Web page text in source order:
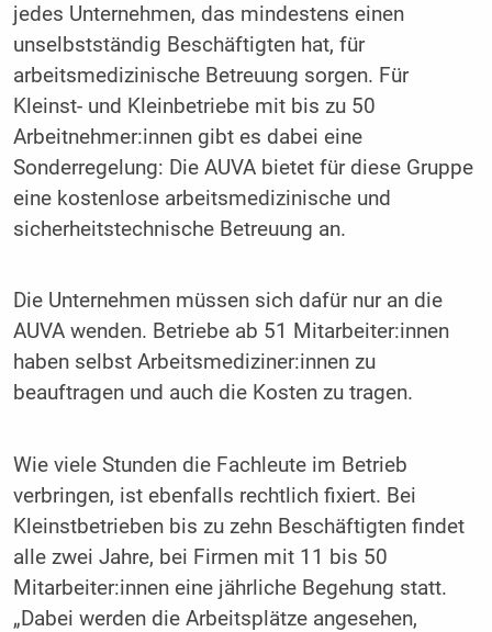
jedes Unternehmen, das mindestens einen
unselbstständig Beschäftigten hat, für
arbeitsmedizinische Betreuung sorgen. Für
Kleinst- und Kleinbetriebe mit bis zu 50
Arbeitnehmer:innen gibt es dabei eine
Sonderregelung: Die AUVA bietet für diese Gruppe
eine kostenlose arbeitsmedizinische und
sicherheitstechnische Betreuung an.
Die Unternehmen müssen sich dafür nur an die
AUVA wenden. Betriebe ab 51 Mitarbeiter:innen
haben selbst Arbeitsmediziner:innen zu
beauftragen und auch die Kosten zu tragen.
Wie viele Stunden die Fachleute im Betrieb
verbringen, ist ebenfalls rechtlich fixiert. Bei
Kleinstbetrieben bis zu zehn Beschäftigten findet
alle zwei Jahre, bei Firmen mit 11 bis 50
Mitarbeiter:innen eine jährliche Begehung statt.
„Dabei werden die Arbeitsplätze angesehen,